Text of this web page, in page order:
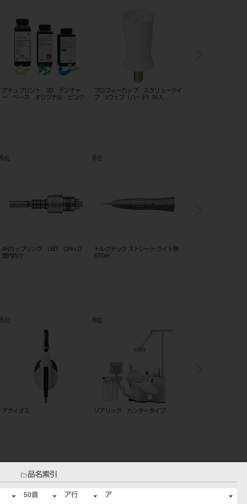
トルクテック 上下往復動コントラ
(プロフィン) ライト付 CA-4R-O-PF
クリーニング ストーン ＃９９２
０
11位
ブラシレスマイクロモーターハンド
ピース/トルックス SS ・トルクテッ
12位
スペアツインパワー4H PAR-
4HUEX-O-WH
11位
Spaceline ES FT スライドショ
12位
べラビュー iP
品名索引
50音 ア行 ア